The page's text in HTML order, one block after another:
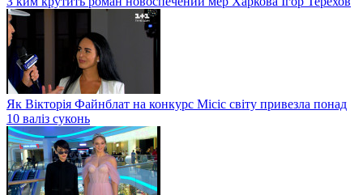
Як Вікторія Файнблат на конкурс Місіс світу привезла понад
10 валіз суконь